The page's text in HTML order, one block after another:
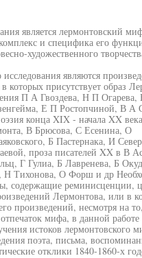
является лермонтовский
и специфика его
художественного
являются
которых присутствует образ
П А Гвоздева, Н П
Е П Ростопчиной, В А
конца XIX - начала XX
В Брюсова, С Есенина, О
Б Пастернака, И
проза писателей XX в В
Г Гулиа, Б Лавренева, Б
Н Тихонова, О Форш и др
содержащие реминисценции,
Лермонтова, или в
произведений, несмотря на
мифа, в данной работе
истоков лермонтовского
поэта, письма,
отклики 1840-1860-х